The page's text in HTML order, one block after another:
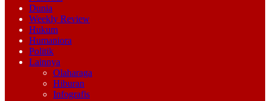
Dunia
Weekly Review
Hukum
Humaniora
Politik
Lainnya
Olaharaga
Hiburan
Infografis